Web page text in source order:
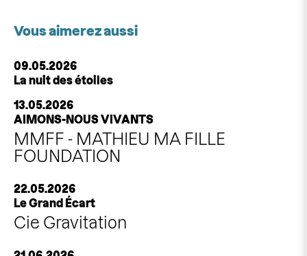
Vous aimerez aussi
09.05.2026
La nuit des étoiles
13.05.2026
AIMONS-NOUS VIVANTS
MMFF - MATHIEU MA FILLE
FOUNDATION
22.05.2026
Le Grand Écart
Cie Gravitation